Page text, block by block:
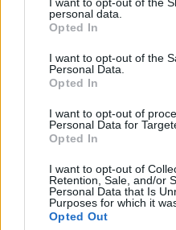
personal data.
Opted In
I want to opt-out of the
Personal Data.
Opted In
I want to opt-out of
Personal Data for
Opted In
I want to opt-out of
Retention, Sale, and/or
Personal Data that Is
Purposes for which it
Opted Out
vincula
Els
31 de juliol